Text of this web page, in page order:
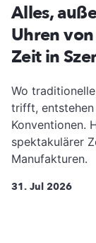
Alles,
Uhren
Zeit in
Wo
trifft,
Konventionen.
spektakulärer
Manufakturen.
31. Jul 2026